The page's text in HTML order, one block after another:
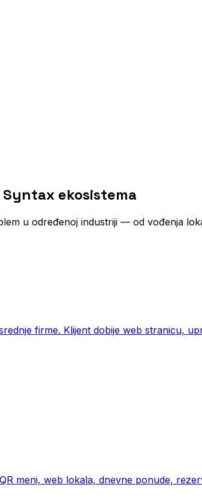
ekosistema
u određenoj industriji — od vođenja
firme. Klijent dobije web stranicu,
meni, web lokala, dnevne ponude,